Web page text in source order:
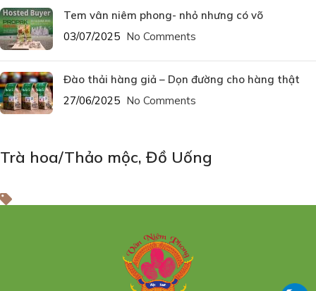
Tem vân niêm phong- nhỏ nhưng có võ
03/07/2025 No Comments
Đào thải hàng giả – Dọn đường cho hàng thật
27/06/2025 No Comments
Trà hoa/Thảo mộc, Đồ Uống